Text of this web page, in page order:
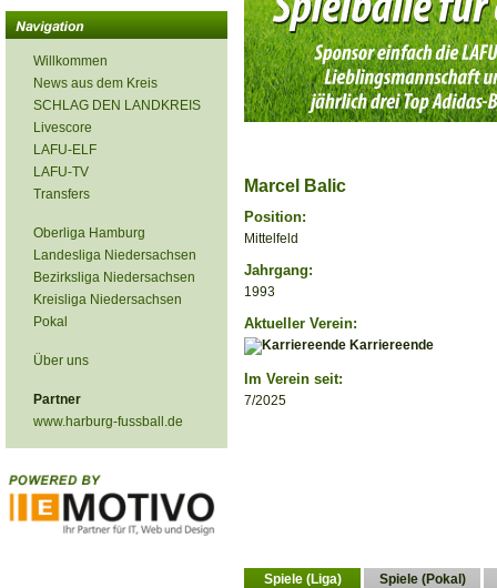
Willkommen
News aus dem Kreis
SCHLAG DEN LANDKREIS
Livescore
LAFU-ELF
LAFU-TV
Transfers
Oberliga Hamburg
Landesliga Niedersachsen
Bezirksliga Niedersachsen
Kreisliga Niedersachsen
Pokal
Über uns
Partner
www.harburg-fussball.de
Marcel Balic
Position:
Mittelfeld
Jahrgang:
1993
Aktueller Verein:
Karriereende
Im Verein seit:
7/2025
Spiele (Liga) Spiele (Pokal)